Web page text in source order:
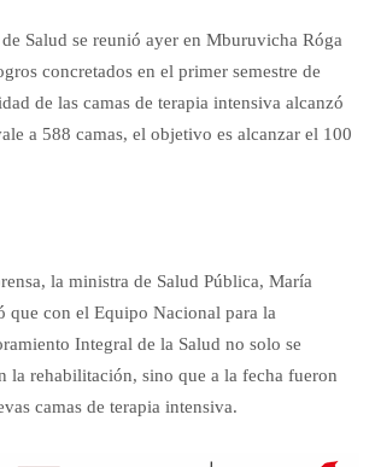
Salud se reunió ayer en Mburuvicha Róga
concretados en el primer semestre de
de las camas de terapia intensiva alcanzó
a 588 camas, el objetivo es alcanzar el 100
la ministra de Salud Pública, María
que con el Equipo Nacional para la
Integral de la Salud no solo se
la rehabilitación, sino que a la fecha fueron
camas de terapia intensiva.